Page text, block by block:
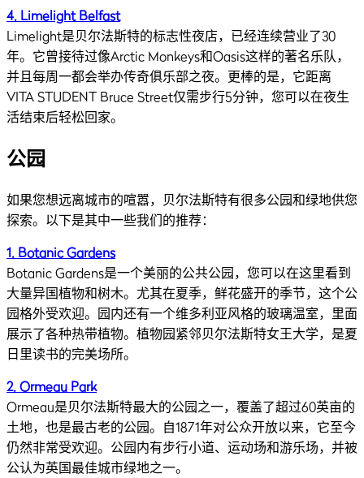
4. Limelight Belfast
Limelight是贝尔法斯特的标志性夜店，已经连续营业了30
年。它曾接待过像Arctic Monkeys和Oasis这样的著名乐队，
并且每周一都会举办传奇俱乐部之夜。更棒的是，它距离
VITA STUDENT Bruce Street仅需步行5分钟，您可以在夜生
活结束后轻松回家。
公园
如果您想远离城市的喧嚣，贝尔法斯特有很多公园和绿地供您
探索。以下是其中一些我们的推荐：
1. Botanic Gardens
Botanic Gardens是一个美丽的公共公园，您可以在这里看到
大量异国植物和树木。尤其在夏季，鲜花盛开的季节，这个公
园格外受欢迎。园内还有一个维多利亚风格的玻璃温室，里面
展示了各种热带植物。植物园紧邻贝尔法斯特女王大学，是夏
日里读书的完美场所。
2. Ormeau Park
Ormeau是贝尔法斯特最大的公园之一，覆盖了超过60英亩的
土地，也是最古老的公园。自1871年对公众开放以来，它至今
仍然非常受欢迎。公园内有步行小道、运动场和游乐场，并被
公认为英国最佳城市绿地之一。